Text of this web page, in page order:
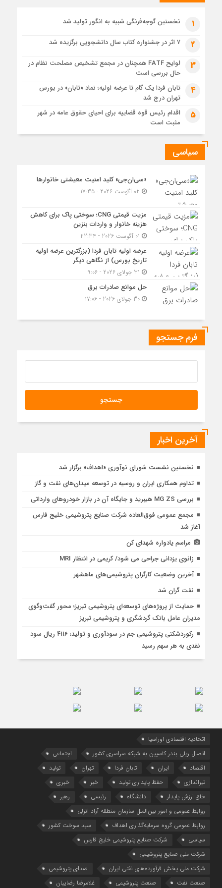
6 روز قبل
حل موانع صادرات برق
1 نخستین گوجه‌فرنگی شبیه به انگور تولید شد
2 ۷ اثر در جشنواره کتاب سال دانشجویی برگزیده شد
3
لوایح FATF همچنان در مجمع تشخیص مصلحت نظام در
حال بررسی است
4
تابان فردا یک گام تا عرضه اولیه؛ نماد «تابان» در بورس
تهران درج شد
5
اقدام رئیس قوه قضاییه برای احیای حقوق عامه در شهر
مثبت است
سیاسی
«سی‌ان‌جی» کلید امنیت معیشتی خانوارها
مزیت قیمتی CNG؛ سوختی پاک برای کاهش
هزینه خانوار و واردات بنزین
عرضه اولیه تابان فردا (بزرگترین عرضه اولیه
تاریخ بورس) از نگاهی دیگر
حل موانع صادرات برق
30 جولای 2026 - 17:06
فرم جستجو
آخرین اخبار
نخستین نشست شورای نوآوری «اهداف» برگزار شد
تداوم همکاری ایران و روسیه در توسعه میدان‌های نفت و گاز
بررسی MG ZS هیبرید و جایگاه آن در بازار خودروهای وارداتی
مجمع عمومی فوق‌العاده شرکت صنایع پتروشیمی خلیج فارس
آغاز شد
مراسم یادواره شهدای کن
زانوی یزدانی جراحی می شود/ کریمی در انتظار MRI
آخرین وضعیت کارگران پتروشیمی‌های ماهشهر
نفت گران شد
حمایت از پروژه‌های توسعه‌ای پتروشیمی تبریز؛ محور گفت‌وگوی
مدیران عامل بانک گردشگری و پتروشیمی تبریز
رکوردشکنی پتروشیمی جم در سودآوری و تولید؛ ۴۱۱۶ ریال سود
نقدی به هر سهم رسید
اتحادیه اقتصادی اوراسیا
اتصال ریلی بندر کاسپین به شبکه سراسری کشور
اجتماعی
اقتصاد
ایران تابان فردا تهران
تولید
تیراندازی
حفظ پایداری تولید خبر
خبری
خلق ارزش پایدار
دانشگاه رئیسی
رهبر
روابط عمومی و امور بین‌الملل سازمان منطقه آزاد انزلی
روابط عمومی گروه سرمایه‌گذاری اهداف
سبد سوخت کشور
سیاسی
شرکت صنایع پتروشیمی خلیج فارس
شرکت ملی صنایع پتروشیمی
شرکت ملی پخش فرآورده‌های نفتی ایران
صدای پتروشیمی
صنعت نفت
صنعت پتروشیمی غلامرضا رضاییان